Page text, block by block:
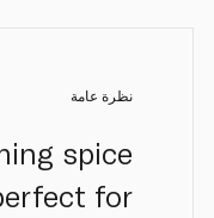
نظرة عامة
spice
for